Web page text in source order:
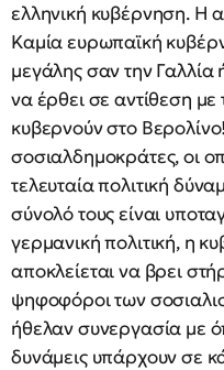
ελληνική κυβέρνηση. Η
Καμία ευρωπαϊκή
μεγάλης σαν την Γαλλία
να έρθει σε αντίθεση
κυβερνούν στο
σοσιαλδημοκράτες, οι
τελευταία πολιτική
σύνολό τους είναι
γερμανική πολιτική, η
αποκλείεται να βρει
ψηφοφόροι των
ήθελαν συνεργασία με
δυνάμεις υπάρχουν σε